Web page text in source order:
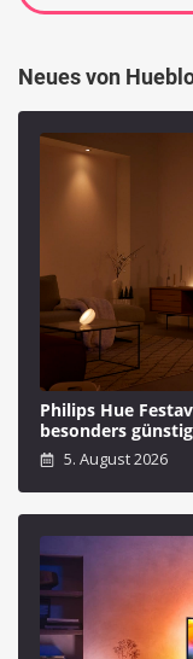
Neues von
Philips Hue
besonders günstig
5. August 2026